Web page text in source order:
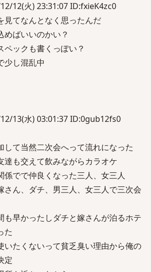
12(火) 23:31:07 ID:fxieK4zc0
見てなんとなく思ったんだ
めばいいのかい？
ペックも書くっぽい？
少し混乱中
13(水) 03:01:37 ID:0gub12fs0
して当然二次会へって流れになった
達も交えて飲みながらカラオケ
係でで仲良くなった三人、女三人
さん、ダチ、男三人、女三人で三次会
も早かったしダチと嫁さんが泊るホテ
た
いたくないって貧乏臭い理由から俺の
定